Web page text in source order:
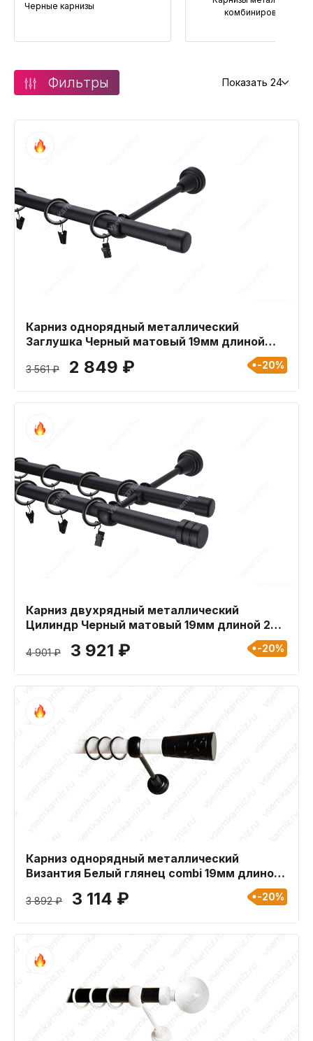
Черные карнизы
комбинированные
Фильтры
Карниз однорядный металлический
Заглушка Черный матовый 19мм длиной
3 561 ₽ 2 849 ₽ -20%
Карниз двухрядный металлический
Цилиндр Черный матовый 19мм длиной 240
4 901 ₽ 3 921 ₽ -20%
Карниз однорядный металлический
Византия Белый глянец combi 19мм длиной
3 892 ₽ 3 114 ₽ -20%